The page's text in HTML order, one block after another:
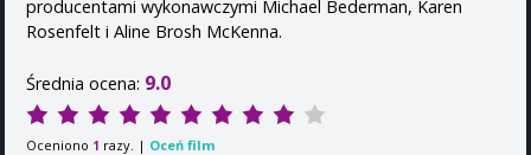
producentami wykonawczymi Michael Bederman, Karen
Rosenfelt i Aline Brosh McKenna.
Średnia ocena: 9.0
Oceniono 1 razy. | Oceń film